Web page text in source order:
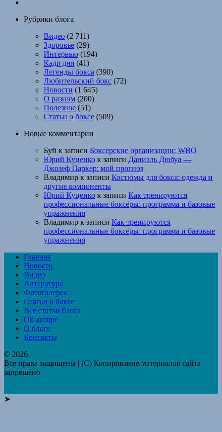
Рубрики блога
Видео (2 711)
Здоровье (29)
Интервью (194)
Кадр дня (41)
Легенды бокса (390)
Любительский бокс (72)
Новости (1 645)
О разном (200)
Полезное (51)
Статьи о боксе (509)
Новые комментарии
Буй к записи Боксерские организации: WBO
Юрий Куценко к записи Даниэль Дюбуа —
Джозеф Паркер: мой прогноз
Владимир к записи Костюмы для бокса: одежда и
другие компоненты
Юрий Куценко к записи Как тренируются
профессиональные боксёры: программа и базовые
упражнения
Владимир к записи Как тренируются
профессиональные боксёры: программа и базовые
упражнения
Главная
Новости
Видео
Литература
Фотогалерея
Статьи о боксе
Все статьи блога
Об авторе
О блоге
Контакты
© 2026
Все права защищены | (C) Копирование материалов сайта
запрещено
➤